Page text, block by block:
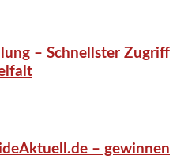
– Schnellster Zugriff
– gewinnen